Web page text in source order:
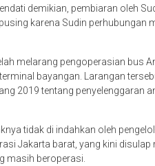
demikian, pembiaran oleh
karena Sudin perhubungan
melarang pengoperasian bus
bayangan. Larangan
2019 tentang penyelenggaran
tidak di indahkan oleh
Jakarta barat, yang kini disulap
masih beroperasi.